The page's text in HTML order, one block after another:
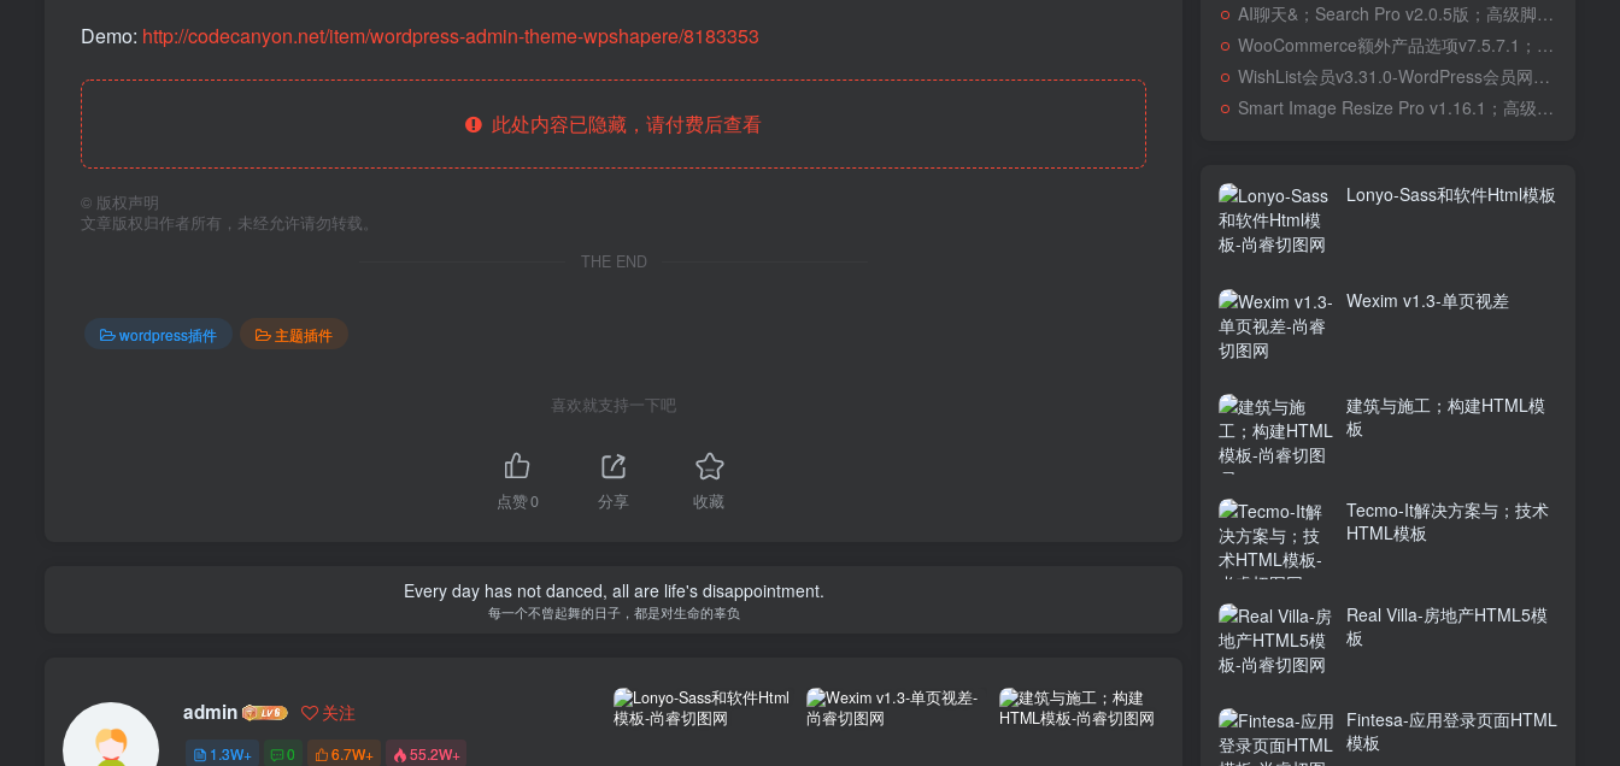
Demo: http://codecanyon.net/item/wordpress-admin-theme-wpshapere/8183353
此处内容已隐藏，请付费后查看
© 版权声明
文章版权归作者所有，未经允许请勿转载。
THE END
wordpress插件 主题插件
喜欢就支持一下吧
点赞0 分享 收藏
Every day has not danced, all are life's disappointment.
每一个不曾起舞的日子，都是对生命的辜负
admin 关注
1.3W+ 0 6.7W+ 55.2W+
AI聊天&；Search Pro v2.0.5版；高级脚本、插件和；移动
WooCommerce额外产品选项v7.5.7.1；高级脚本、插件和；移动
WishList会员v3.31.0-WordPress会员网站；高级脚本、插件和；移动
Smart Image Resize Pro v1.16.1；高级脚本、插件和；移动
Lonyo-Sass和软件Html模板
Wexim v1.3-单页视差
建筑与施工；构建HTML模
板
Tecmo-It解决方案与；技术
HTML模板
Real Villa-房地产HTML5模
板
Fintesa-应用登录页面HTML
模板